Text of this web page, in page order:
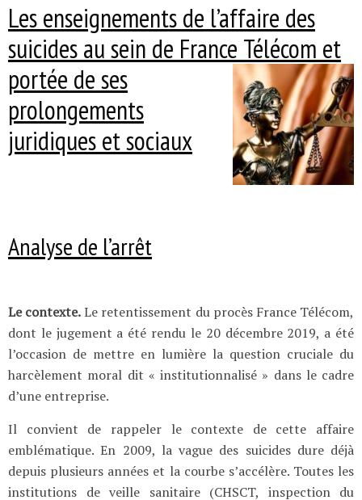
Les enseignements de l’affaire des
suicides au sein de France Télécom et
portée de ses
prolongements
juridiques et sociaux
Analyse de l’arrêt
Le contexte.Le retentissement du procès France Télécom,
dont le jugement a été rendu le 20 décembre 2019, a été
l’occasion de mettre en lumière la question cruciale du
harcèlement moral dit « institutionnalisé » dans le cadre
d’une entreprise.
Il convient de rappeler le contexte de cette affaire
emblématique. En 2009, la vague des suicides dure déjà
depuis plusieurs années et la courbe s’accélère. Toutes les
institutions de veille sanitaire (CHSCT, inspection du